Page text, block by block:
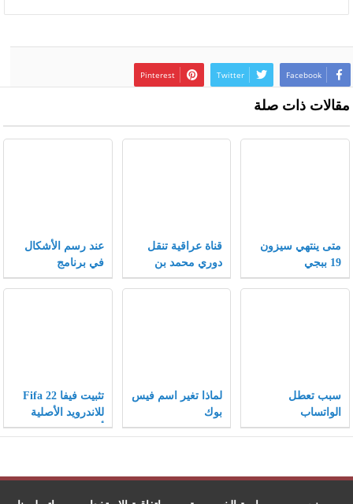
Facebook
Twitter
Pinterest
مقالات ذات صلة
متى ينتهي سيزون
19 ببجي
قناة عراقية تنقل
دوري محمد بن
سلمان 2021
عند رسم الأشكال
في برنامج
الإنكسكيب يمكن
سبب تعطل
الواتساب
والانستقرام والفيس
لماذا تغير اسم فيس
بوك
تثبيت فيفا Fifa 22
للاندرويد الأصلية
أخر إصدار